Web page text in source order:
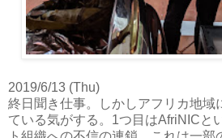
2019/6/13 (Thu)
終日聞き仕事。しかしアフリカ地域
ている気がする。1つ目はAfriNICと